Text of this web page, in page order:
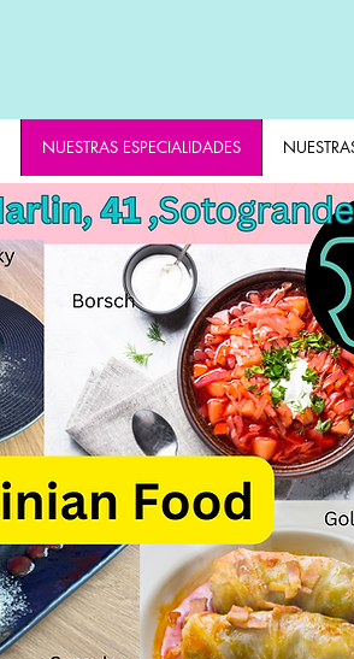
NUESTRAS ESPECIALIDADES